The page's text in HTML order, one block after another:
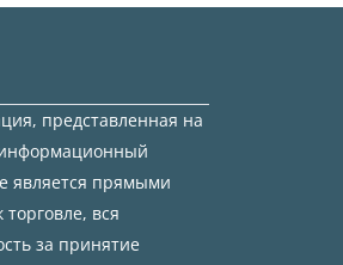
представленная на
является прямыми
вся
за принятие